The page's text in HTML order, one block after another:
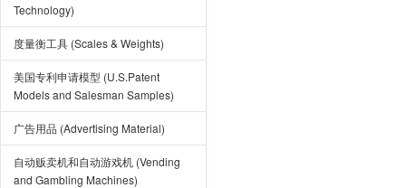
Technology)
度量衡工具 (Scales & Weights)
美国专利申请模型 (U.S.Patent
Models and Salesman Samples)
广告用品 (Advertising Material)
自动贩卖机和自动游戏机 (Vending
and Gambling Machines)